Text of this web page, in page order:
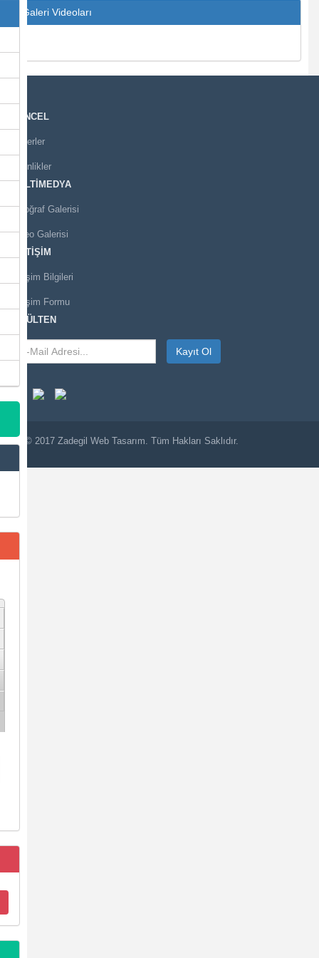
Galeri Videoları
GÜNCEL
Haberler
Etkinlikler
MULTİMEDYA
Fotoğraf Galerisi
Video Galerisi
İLETİŞİM
İletişim Bilgileri
İletişim Formu
E-BÜLTEN
Kayıt Ol
© 2017 Zadegil Web Tasarım. Tüm Hakları Saklıdır.